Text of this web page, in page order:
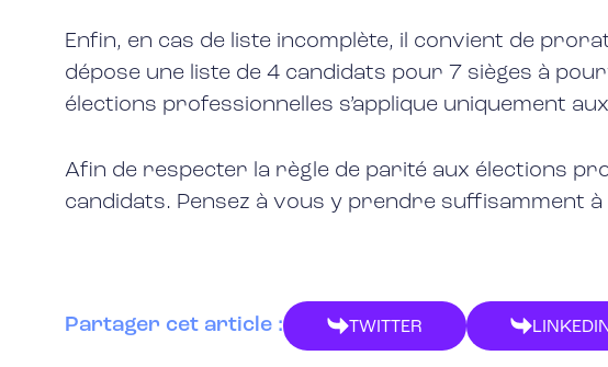
Enfin, en cas de liste incomplète, il convient de
dépose une liste de 4 candidats pour 7 sièges à
élections professionnelles s’applique uniquement
Afin de respecter la règle de parité aux élections
candidats. Pensez à vous y prendre suffisamment à
Partager cet article : TWITTER LINKEDIN